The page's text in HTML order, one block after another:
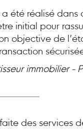
été réalisé dans
initial pour
objective de
immobilier -
des services